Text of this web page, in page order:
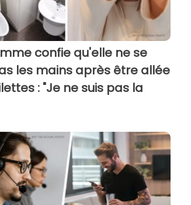
confie qu'elle ne se
les mains après être allée
: "Je ne suis pas la